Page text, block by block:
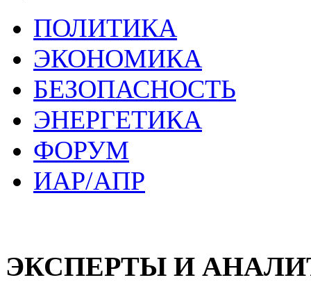
ПОЛИТИКА
ЭКОНОМИКА
БЕЗОПАСНОСТЬ
ЭНЕРГЕТИКА
ФОРУМ
ИАР/АПР
ЭКСПЕРТЫ И